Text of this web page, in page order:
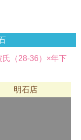
（28-36）×年下
明石店